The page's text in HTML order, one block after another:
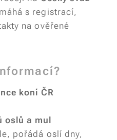
s registrací,
na ověřené
koní ČR
oslů a mul
pořádá oslí dny,